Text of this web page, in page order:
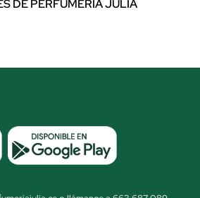
DE PERFUMERÍA JÚLIA